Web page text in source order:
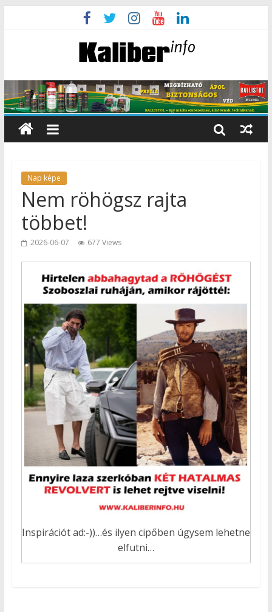
Nap képe
Nem röhögsz rajta
többet!
2026-06-07 677 Views
Inspirációt ad:-))…és ilyen cipőben úgysem lehetne
elfutni…